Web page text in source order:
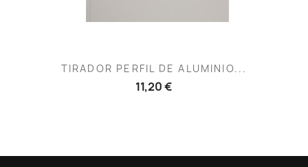
TIRADOR PERFIL DE ALUMINIO...
11,20 €